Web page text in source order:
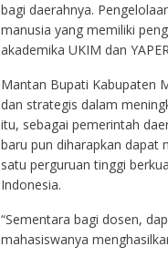
bagi daerahnya.
manusia yang memiliki
akademika UKIM dan
Mantan Bupati Kabupaten
dan strategis dalam
itu, sebagai pemerintah
baru pun diharapkan dapat
satu perguruan tinggi
Indonesia.
“Sementara bagi dosen,
mahasiswanya